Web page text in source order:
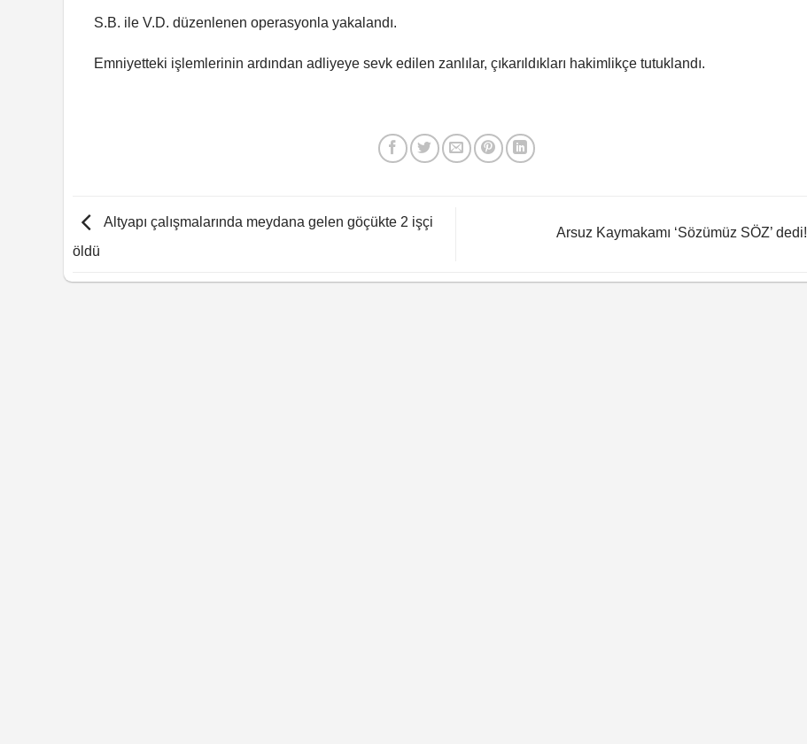
S.B. ile V.D. düzenlenen operasyonla yakalandı.
Emniyetteki işlemlerinin ardından adliyeye sevk edilen zanlılar, çıkarıldıkları hakimlikçe tutuklandı.
Altyapı çalışmalarında meydana gelen göçükte 2 işçi
öldü
Arsuz Kaymakamı ‘Sözümüz SÖZ’ dedi!